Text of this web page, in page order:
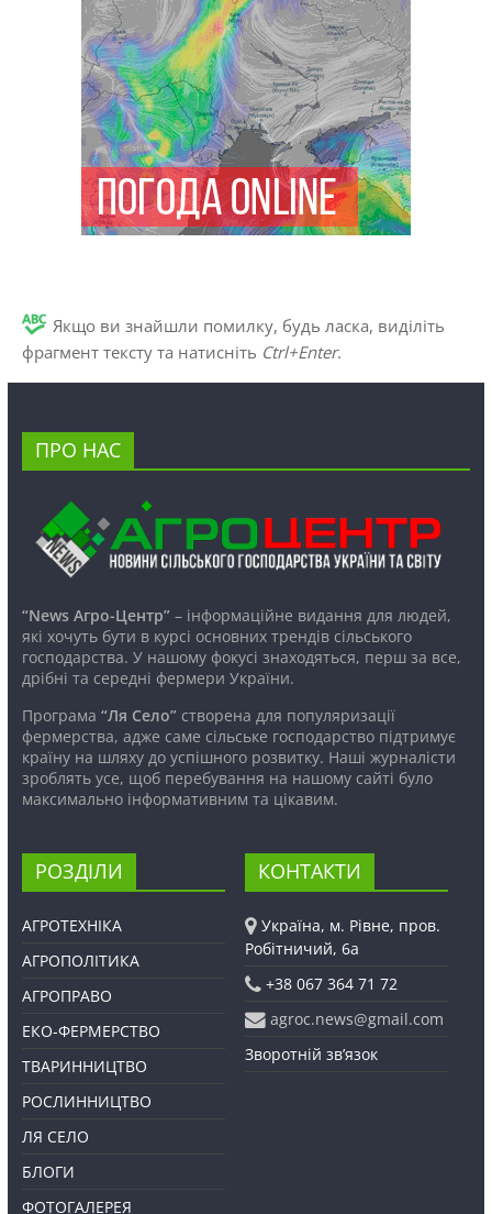
Якщо ви знайшли помилку, будь ласка, виділіть
фрагмент тексту та натисніть Ctrl+Enter.
ПРО НАС
“News Агро-Центр”– інформаційне видання для людей,
які хочуть бути в курсі основних трендів сільського
господарства. У нашому фокусі знаходяться, перш за все,
дрібні та середні фермери України.
Програма “Ля Село”створена для популяризації
фермерства, адже саме сільське господарство підтримує
країну на шляху до успішного розвитку. Наші журналісти
зроблять усе, щоб перебування на нашому сайті було
максимально інформативним та цікавим.
РОЗДІЛИ
АГРОТЕХНІКА
АГРОПОЛІТИКА
АГРОПРАВО
ЕКО-ФЕРМЕРСТВО
ТВАРИННИЦТВО
РОСЛИННИЦТВО
ЛЯ СЕЛО
БЛОГИ
ФОТОГАЛЕРЕЯ
КОНТАКТИ
Україна, м. Рівне, пров.
Робітничий, 6а
+38 067 364 71 72
agroc.news@gmail.com
Зворотній зв’язок